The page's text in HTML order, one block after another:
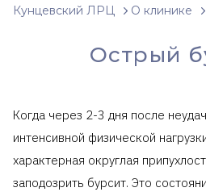
Кунцевский ЛРЦ О клинике
Острый
Когда через 2-3 дня после
интенсивной физической
характерная округлая
заподозрить бурсит. Это